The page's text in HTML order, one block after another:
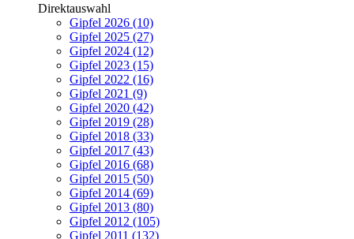
Direktauswahl
Gipfel 2026 (10)
Gipfel 2025 (27)
Gipfel 2024 (12)
Gipfel 2023 (15)
Gipfel 2022 (16)
Gipfel 2021 (9)
Gipfel 2020 (42)
Gipfel 2019 (28)
Gipfel 2018 (33)
Gipfel 2017 (43)
Gipfel 2016 (68)
Gipfel 2015 (50)
Gipfel 2014 (69)
Gipfel 2013 (80)
Gipfel 2012 (105)
Gipfel 2011 (132)